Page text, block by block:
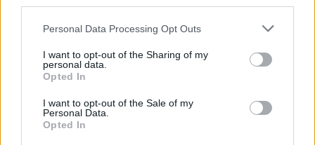
Please note that this website/app uses one or more Google
not limited to your visit or usage behaviour. You may click to
grant or deny consent to Google and its third-party tags to
use your data for below specified purposes in below Google
consent section.
Personal Data Processing Opt Outs
I want to opt-out of the Sharing of my
personal data.
Opted In
I want to opt-out of the Sale of my
Personal Data.
Opted In
mert a földi kiszolgáló vállalat munkatársai akkor tudnak
pontos tájékoztatást adni, ha a kiszolgálási folyamat
lezárult.
Az alábbi linken megtalálja a légitársaságához tartozó
földi kiszolgáló vállalatot, és annak elérhetőségeit: